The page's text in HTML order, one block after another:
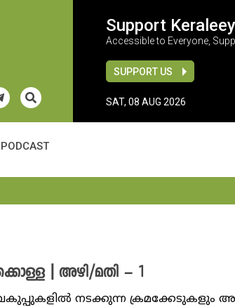
Support
Accessible to Everyone,
SUPPORT US
SAT, 08 AUG 2026
PODCAST
| അഴി/മതി – 1
നടക്കുന്ന ക്രമക്കേടുകളും